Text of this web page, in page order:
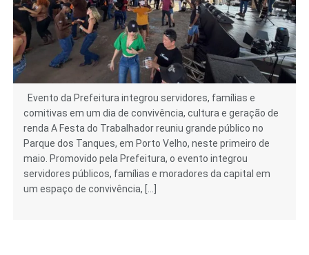
Evento da Prefeitura integrou servidores, famílias e
comitivas em um dia de convivência, cultura e geração de
renda A Festa do Trabalhador reuniu grande público no
Parque dos Tanques, em Porto Velho, neste primeiro de
maio. Promovido pela Prefeitura, o evento integrou
servidores públicos, famílias e moradores da capital em
um espaço de convivência, […]